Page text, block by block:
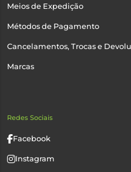
Meios de Expedição
Métodos de Pagamento
Cancelamentos, Trocas e
Marcas
Redes Sociais
Facebook
Instagram